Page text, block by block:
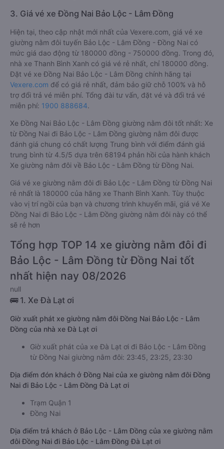
3. Giá vé xe Đồng Nai Bảo Lộc - Lâm Đồng
Hiện tại, theo cập nhật mới nhất của Vexere.com, giá vé xe
giường nằm đôi tuyến Bảo Lộc - Lâm Đồng - Đồng Nai có
mức giá dao động từ 180000 đồng - 750000 đồng. Trong đó,
nhà xe Thanh Bình Xanh có giá vé rẻ nhất, chỉ 180000 đồng.
Đặt vé xe Đồng Nai Bảo Lộc - Lâm Đồng chính hãng tại
Vexere.com để có giá rẻ nhất, đảm bảo giữ chỗ 100% và hỗ
trợ đổi trả vé miễn phí. Tổng đài tư vấn, đặt vé và đổi trả vé
miễn phí: 1900 888684.
Xe Đồng Nai Bảo Lộc - Lâm Đồng giường nằm đôi tốt nhất: Xe
từ Đồng Nai đi Bảo Lộc - Lâm Đồng giường nằm đôi được
đánh giá chung có chất lượng Trung bình với điểm đánh giá
trung bình từ 4.5/5 dựa trên 68194 phản hồi của hành khách
Xe giường nằm đôi về Bảo Lộc - Lâm Đồng từ Đồng Nai.
Giá vé xe giường nằm đôi đi Bảo Lộc - Lâm Đồng từ Đồng Nai
rẻ nhất là 180000 của hãng xe Thanh Bình Xanh. Tùy thuộc
vào vị trí ngồi của bạn và chương trình khuyến mãi, giá vé Xe
Đồng Nai đi Bảo Lộc - Lâm Đồng giường nằm đôi này có thể
sẽ rẻ hơn
Tổng hợp TOP 14 xe giường nằm đôi đi
Bảo Lộc - Lâm Đồng từ Đồng Nai tốt
nhất hiện nay 08/2026
null
🚌 1. Xe Đà Lạt ơi
Giờ xuất phát xe giường nằm đôi Đồng Nai Bảo Lộc - Lâm
Đồng của nhà xe Đà Lạt ơi
Giờ xuất phát của xe Đà Lạt ơi đi Bảo Lộc - Lâm Đồng
từ Đồng Nai giường nằm đôi: 23:45, 23:25, 23:30
Địa điểm đón khách ở Đồng Nai của xe giường nằm đôi Đồng
Nai đi Bảo Lộc - Lâm Đồng Đà Lạt ơi
Trạm Quận 1
Đồng Nai
Địa điểm trả khách ở Bảo Lộc - Lâm Đồng của xe giường nằm
đôi Đồng Nai đi Bảo Lộc - Lâm Đồng Đà Lạt ơi